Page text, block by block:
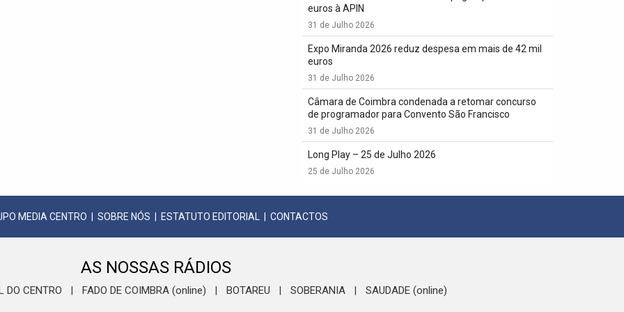
euros à APIN
31 de Julho 2026
Expo Miranda 2026 reduz despesa em mais de 42 mil
euros
31 de Julho 2026
Câmara de Coimbra condenada a retomar concurso
de programador para Convento São Francisco
31 de Julho 2026
Long Play – 25 de Julho 2026
25 de Julho 2026
MEDIA CENTRO SOBRE NÓS ESTATUTO EDITORIAL CONTACTOS
AS NOSSAS RÁDIOS
DO CENTRO FADO DE COIMBRA (online) BOTAREU SOBERANIA SAUDADE (online)